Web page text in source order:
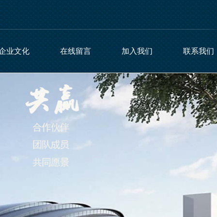
业文化 在线留言 加入我们 联系我们